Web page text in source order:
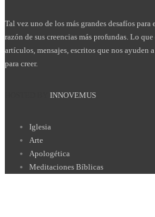
Tal vez uno de los más grandes desafíos para
razón de sus creencias más profundas. Lo
artículos, mensajes, escritos que nos ayuden
para creer.
INNOVEMUS
Iglesia
Arte
Apologética
Meditaciones Bíblicas